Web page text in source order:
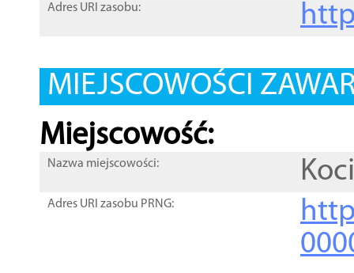
Adres URI zasobu:
MIEJSCOWOŚCI
Miejscowość:
Nazwa miejscowości:
Adres URI zasobu PRNG: